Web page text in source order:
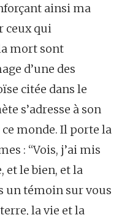
ainsi ma
ceux qui
mort sont
d’une des
citée dans le
s’adresse à son
monde. Il porte la
: “Vois, j’ai mis
et le bien, et la
un témoin sur vous
la vie et la